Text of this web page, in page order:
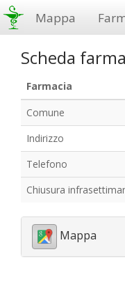
Mappa
Scheda
Farmacia
Comune
Indirizzo
Telefono
Chiusura
Mappa